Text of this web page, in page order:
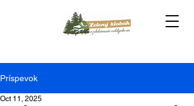
Príspevok
Oct 11, 2025